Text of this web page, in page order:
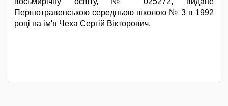
Першотравенською середньою школою № 3 в 1992
році на ім'я Чеха Сергій Вікторович.